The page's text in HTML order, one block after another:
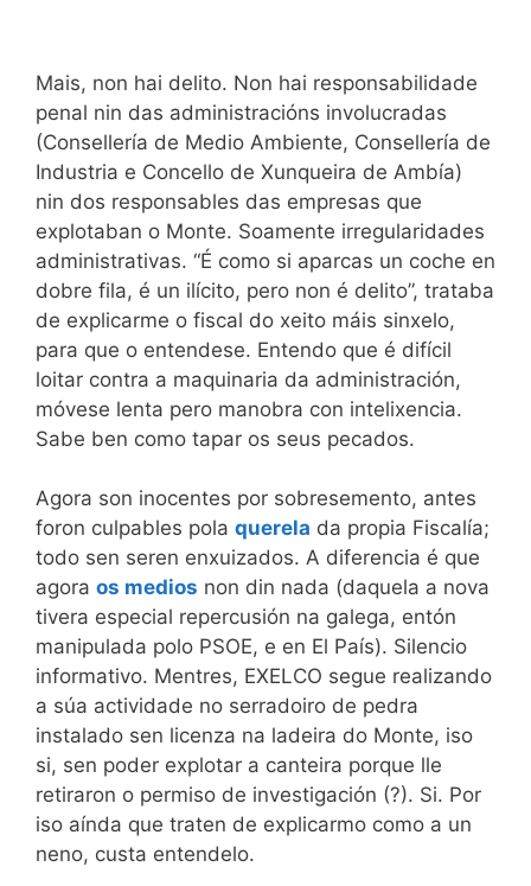
Mais, non hai delito. Non hai responsabilidade
penal nin das administracións involucradas
(Consellería de Medio Ambiente, Consellería de
Industria e Concello de Xunqueira de Ambía)
nin dos responsables das empresas que
explotaban o Monte. Soamente irregularidades
administrativas. “É como si aparcas un coche en
dobre fila, é un ilícito, pero non é delito”, trataba
de explicarme o fiscal do xeito máis sinxelo,
para que o entendese. Entendo que é difícil
loitar contra a maquinaria da administración,
móvese lenta pero manobra con intelixencia.
Sabe ben como tapar os seus pecados.
Agora son inocentes por sobresemento, antes
foron culpables pola querela da propia Fiscalía;
todo sen seren enxuizados. A diferencia é que
agora os medios non din nada (daquela a nova
tivera especial repercusión na galega, entón
manipulada polo PSOE, e en El País). Silencio
informativo. Mentres, EXELCO segue realizando
a súa actividade no serradoiro de pedra
instalado sen licenza na ladeira do Monte, iso
si, sen poder explotar a canteira porque lle
retiraron o permiso de investigación (?). Si. Por
iso aínda que traten de explicarmo como a un
neno, custa entendelo.